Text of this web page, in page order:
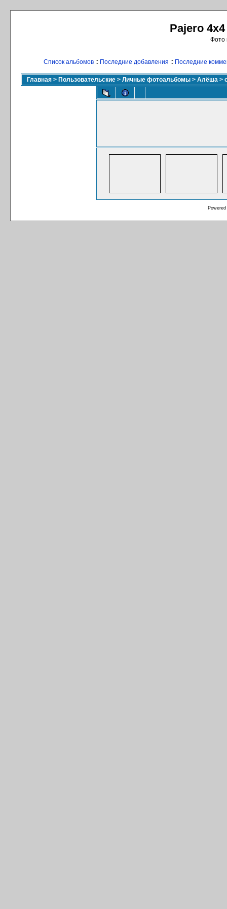
Pajero
Фото
Список альбомов :: Последние добавления :: Последние
Главная > Пользовательские > Личные фотоальбомы > Алёша >